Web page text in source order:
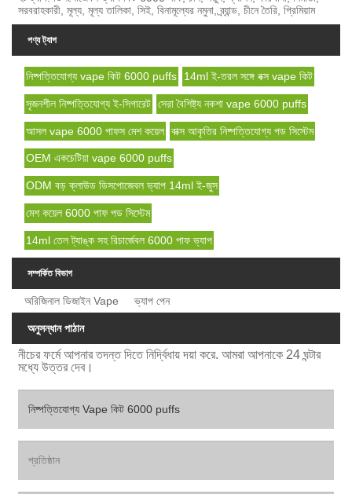
সরবরাহকারী, মূল্য, মূল্য তালিকা, সিই, বিনামূল্যের নমুনা, ব্র্যান্ড, চীনে তৈরি, প্রিমিয়াম
পণ্য ট্যাগ
নিষ্পত্তিযোগ্য vape কিট 6000 puffs 14ml ই-তরল সঙ্গে বক্স vape কিট
সৃজনশীল নিষ্পত্তিযোগ্য ই-সিগারেট সেরা বৈশিষ্ট্য নকশা vape 6000 puffs
আসল vape 6000 পাফস মেশ কয়েল বাক্স আকৃতির নিষ্পত্তিযোগ্য পড সিস্টেম
OEM একচেটিয়া vape 6000 puffs
ODM বড় ক্লাউড ডিসপোজেবল ভ্যাপ 14ml ই-জুস
মেশ কয়েল 6000 পাফ পড সিস্টেম
14ml তেল ট্যাঙ্ক সহ রিচার্জেবল 6000 পাফ ভ্যাপ
সম্পর্কিত বিভাগ
অরিজিনাল ডিজাইন Vape ভ্যাপ পেন
অনুসন্ধান পাঠান
নীচের ফর্মে আপনার তদন্ত দিতে নির্দ্বিধায় দয়া করে. আমরা আপনাকে 24 ঘন্টার
মধ্যে উত্তর দেব।